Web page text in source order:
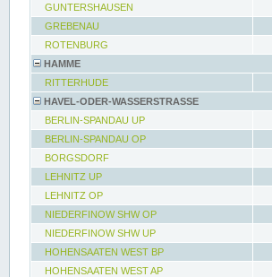
GUNTERSHAUSEN
GREBENAU
ROTENBURG
HAMME
RITTERHUDE
HAVEL-ODER-WASSERSTRASSE
BERLIN-SPANDAU UP
BERLIN-SPANDAU OP
BORGSDORF
LEHNITZ UP
LEHNITZ OP
NIEDERFINOW SHW OP
NIEDERFINOW SHW UP
HOHENSAATEN WEST BP
HOHENSAATEN WEST AP